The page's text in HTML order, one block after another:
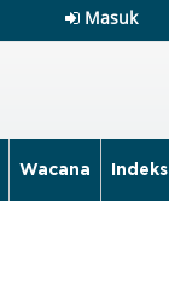
Masuk
Wacana Indeks